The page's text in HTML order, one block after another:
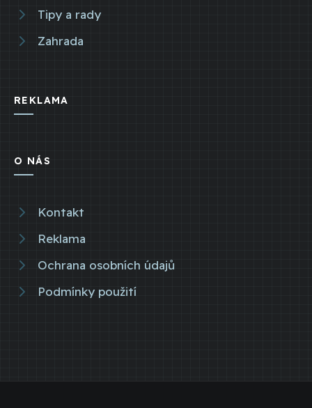
Tipy a rady
Zahrada
REKLAMA
O NÁS
Kontakt
Reklama
Ochrana osobních údajů
Podmínky použití